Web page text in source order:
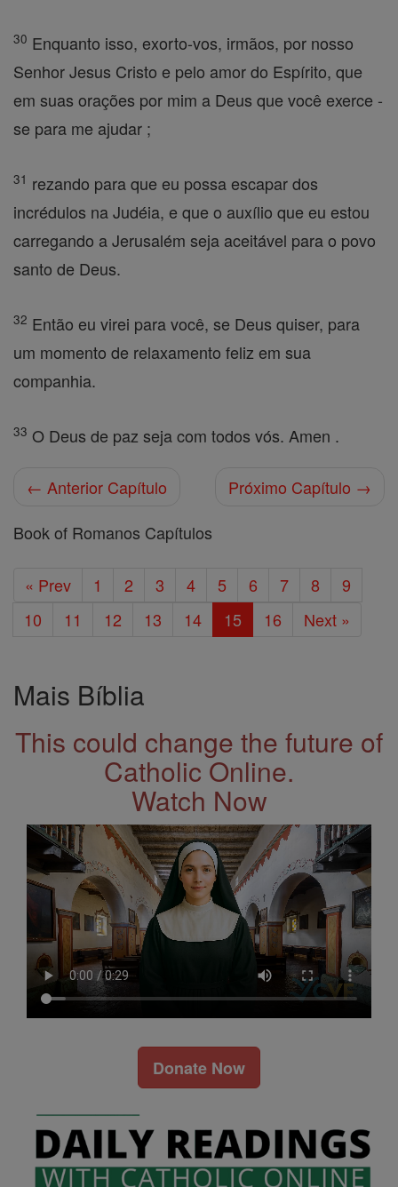
30 Enquanto isso, exorto-vos, irmãos, por nosso
Senhor Jesus Cristo e pelo amor do Espírito, que
em suas orações por mim a Deus que você exerce -
se para me ajudar ;
31 rezando para que eu possa escapar dos
incrédulos na Judéia, e que o auxílio que eu estou
carregando a Jerusalém seja aceitável para o povo
santo de Deus.
32 Então eu virei para você, se Deus quiser, para
um momento de relaxamento feliz em sua
companhia.
33 O Deus de paz seja com todos vós. Amen .
← Anterior Capítulo
Próximo Capítulo →
Book of Romanos Capítulos
« Prev 1 2 3 4 5 6 7 8
9
10
11 12 13 14 15 16 Next »
Mais Bíblia
This could change the future of
Catholic Online.
Watch Now
Donate Now